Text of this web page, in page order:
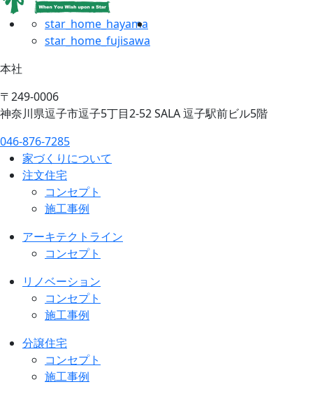
star_home_hayama
star_home_fujisawa
本社
〒249-0006
神奈川県逗子市逗子5丁目2-52 SALA 逗子駅前ビル5階
046-876-7285
家づくりについて
注文住宅
コンセプト
施工事例
アーキテクトライン
コンセプト
リノベーション
コンセプト
施工事例
分譲住宅
コンセプト
施工事例